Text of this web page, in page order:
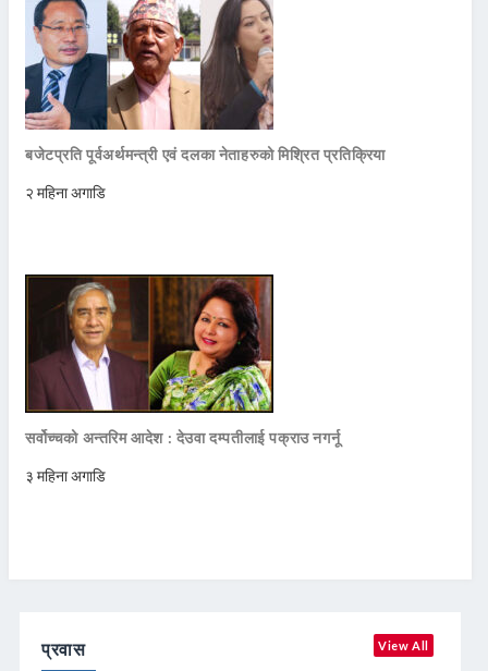
बजेटप्रति पूर्वअर्थमन्त्री एवं दलका नेताहरुको मिश्रित प्रतिक्रिया
२ महिना अगाडि
सर्वोच्चको अन्तरिम आदेश : देउवा दम्पतीलाई पक्राउ नगर्नू
३ महिना अगाडि
प्रवास View All